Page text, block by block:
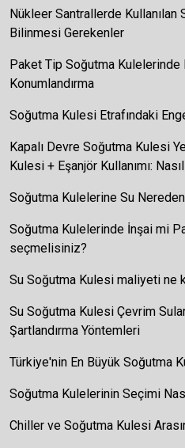
Nükleer Santrallerde Kullanılan
Bilinmesi Gerekenler
Paket Tip Soğutma Kulelerinde
Konumlandırma
Soğutma Kulesi Etrafındaki
Kapalı Devre Soğutma Kulesi
Kulesi + Eşanjör Kullanımı:
Soğutma Kulelerine Su
Soğutma Kulelerinde İnşai mi
seçmelisiniz?
Su Soğutma Kulesi maliyeti ne
Su Soğutma Kulesi Çevrim
Şartlandırma Yöntemleri
Türkiye'nin En Büyük Soğutma
Soğutma Kulelerinin Seçimi
Chiller ve Soğutma Kulesi